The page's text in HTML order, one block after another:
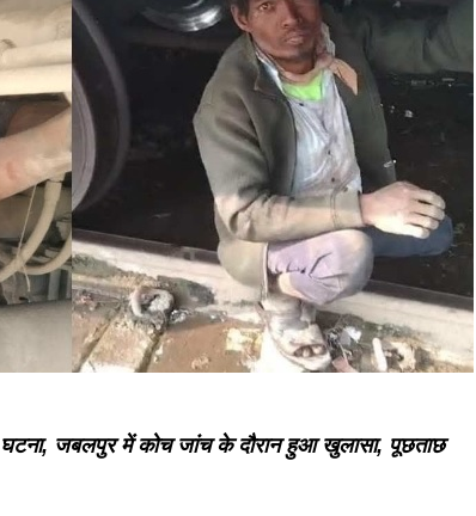
जबलपुर में कोच जांच के दौरान हुआ खुलासा, पूछताछ